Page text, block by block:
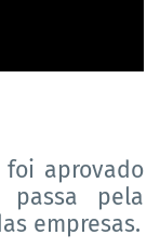
aprovado
pela
empresas.